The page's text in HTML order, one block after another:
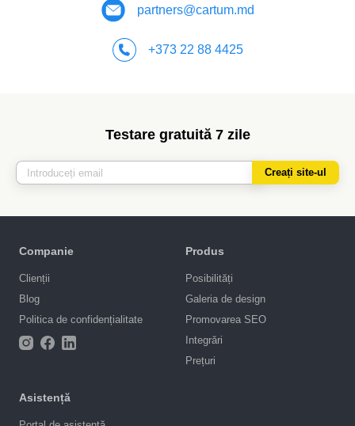
partners@cartum.md
+373 22 88 4425
Testare gratuită 7 zile
Creați site-ul
Companie
Clienții
Blog
Politica de confidențialitate
Produs
Posibilități
Galeria de design
Promovarea SEO
Integrări
Prețuri
Asistență